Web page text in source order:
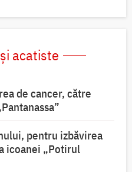
acatiste
de cancer, către
pentru izbăvirea
icoanei „Potirul